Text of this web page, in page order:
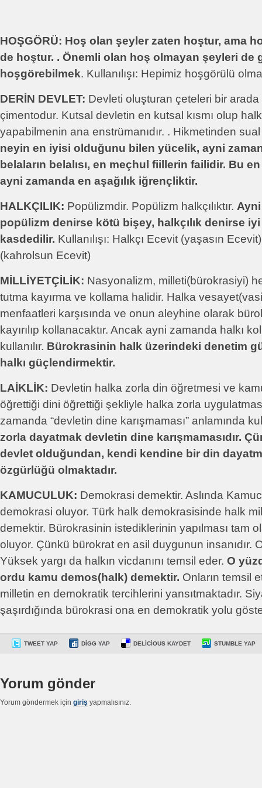
HOŞGÖRÜ: Hoş olan şeyler zaten hoştur, ama
de hoştur. . Önemli olan hoş olmayan şeyleri de
hoşgörebilmek. Kullanılışı: Hepimiz hoşgörülü
DERİN DEVLET: Devleti oluşturan çeteleri bir arada
çimentodur. Kutsal devletin en kutsal kısmı olup
yapabilmenin ana enstrümanıdır. . Hikmetinden
neyin en iyisi olduğunu bilen yücelik, ayni
belaların belalısı, en meçhul fiillerin failidir. Bu
ayni zamanda en aşağılık iğrençliktir.
HALKÇILIK: Popülizmdir. Popülizm halkçılıktır.
popülizm denirse kötü bişey, halkçılık denirse iyi
kasdedilir. Kullanılışı: Halkçı Ecevit (yaşasın
(kahrolsun Ecevit)
MİLLİYETÇİLİK: Nasyonalizm, milleti(bürokrasiyi)
tutma kayırma ve kollama halidir. Halka
menfaatleri karşısında ve onun aleyhine olarak
kayırılıp kollanacaktır. Ancak ayni zamanda halkı
kullanılır. Bürokrasinin halk üzerindeki denetim
halkı güçlendirmektir.
LAİKLİK: Devletin halka zorla din öğretmesi ve
öğrettiği dini öğrettiği şekliyle halka zorla
zamanda “devletin dine karışmaması” anlamında
zorla dayatmak devletin dine karışmamasıdır.
devlet olduğundan, kendi kendine bir din
özgürlüğü olmaktadır.
KAMUCULUK: Demokrasi demektir. Aslında
demokrasi oluyor. Türk halk demokrasisinde halk
demektir. Bürokrasinin istediklerinin yapılması tam
oluyor. Çünkü bürokrat en asil duygunun insanıdır.
Yüksek yargı da halkın vicdanını temsil eder. O
ordu kamu demos(halk) demektir. Onların temsil
milletin en demokratik tercihlerini yansıtmaktadır.
şaşırdığında bürokrasi ona en demokratik yolu
TWEET YAP DIGG YAP DELICIOUS KAYDET STUMBLE YAP
Yorum gönder
Yorum göndermek için giriş yapmalısınız.